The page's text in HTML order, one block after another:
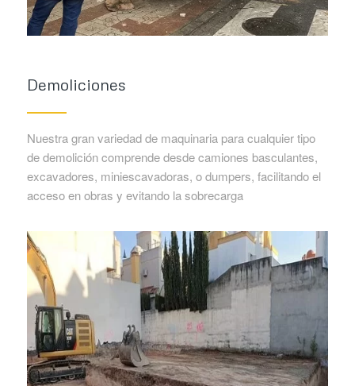
Demoliciones
Nuestra gran variedad de maquinaria para cualquier tipo
de demolición comprende desde camiones basculantes,
excavadores, miniescavadoras, o dumpers, facilitando el
acceso en obras y evitando la sobrecarga